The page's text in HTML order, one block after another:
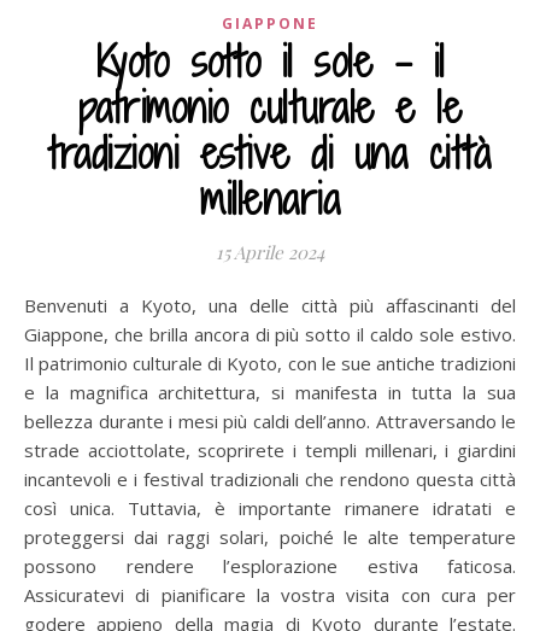
GIAPPONE
Kyoto sotto il sole – il
patrimonio culturale e le
tradizioni estive di una città
millenaria
15 Aprile 2024
Benvenuti a Kyoto, una delle città più affascinanti del
Giappone, che brilla ancora di più sotto il caldo sole estivo.
Il patrimonio culturale di Kyoto, con le sue antiche tradizioni
e la magnifica architettura, si manifesta in tutta la sua
bellezza durante i mesi più caldi dell’anno. Attraversando le
strade acciottolate, scoprirete i templi millenari, i giardini
incantevoli e i festival tradizionali che rendono questa città
così unica. Tuttavia, è importante rimanere idratati e
proteggersi dai raggi solari, poiché le alte temperature
possono rendere l’esplorazione estiva faticosa.
Assicuratevi di pianificare la vostra visita con cura per
godere appieno della magia di Kyoto durante l’estate.